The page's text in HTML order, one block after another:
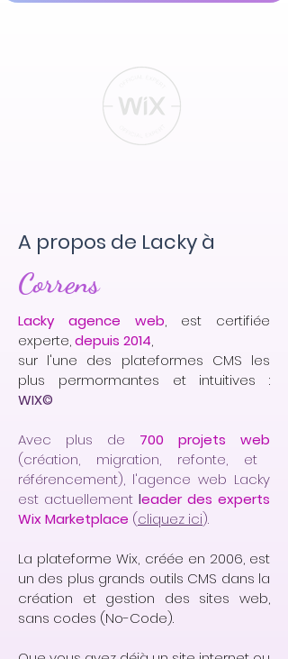
A propos de Lacky à
Correns
Lacky agence web, est certifiée
experte,depuis 2014,
sur l'une des plateformes CMS les
plus permormantes et intuitives :
WIX©
Avec plus de
700 projets web
(création, migration, refonte, et
référencement), l'agence web Lacky
est actuellement leader des experts
Wix Marketplace (cliquez ici).
La plateforme Wix, créée en 2006, est
un des plus grands outils CMS dans la
création et gestion des sites web,
sans codes (No-Code).